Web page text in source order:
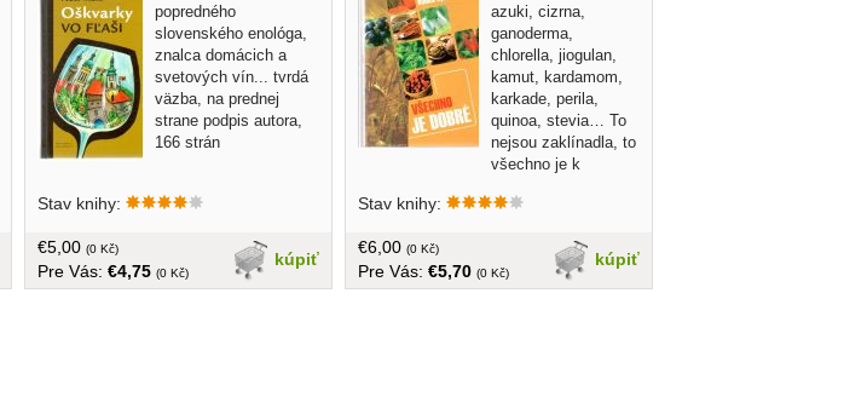
popredného
slovenského enológa,
znalca domácich a
svetových vín... tvrdá
väzba, na prednej
strane podpis autora,
166 strán
Stav knihy:
kúpiť
€5,00 (0 Kč)
Pre Vás: €4,75 (0 Kč)
azuki, cizrna,
ganoderma,
chlorella, jiogulan,
kamut, kardamom,
karkade, perila,
quinoa, stevia… To
nejsou zaklínadla, to
všechno je k
zelenině, bylince, ba i na plevelech je
co a k čemu.... v češtine, brožovaná,
400 strán
Stav knihy:
kúpiť
€6,00 (0 Kč)
Pre Vás: €5,70 (0 Kč)